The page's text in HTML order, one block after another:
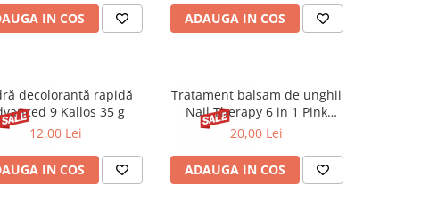
IN COS ADAUGA IN COS
decolorantă rapidă
9 Kallos 35 g
12,00 Lei
IN COS
Tratament balsam de unghii
Nail Therapy 6 in 1 Pink
Eveline 5 ml
20,00 Lei
ADAUGA IN COS